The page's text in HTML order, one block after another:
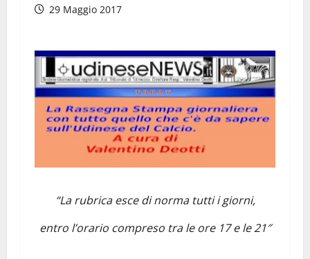
29 Maggio 2017
“La rubrica esce di norma tutti i giorni,
entro l’orario compreso tra le ore 17 e le 21″